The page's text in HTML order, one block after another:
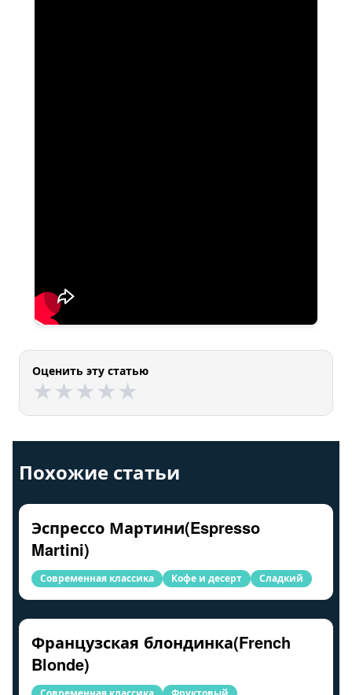
Оценить эту статью
★
★★
★★
★★
★★
★
Похожие статьи
Эспрессо Мартини(Espresso
Martini)
Современная классика Кофе и десерт Сладкий
Французская блондинка(French
Blonde)